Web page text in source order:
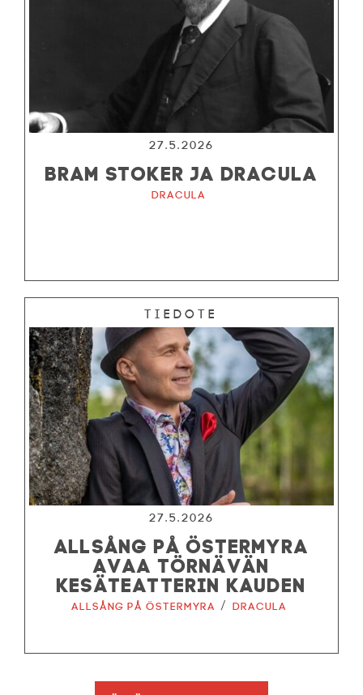
27.5.2026
BRAM STOKER JA DRACULA
Dracula
Tiedote
27.5.2026
ALLSÅNG PÅ ÖSTERMYRA
AVAA TÖRNÄVÄN
KESÄTEATTERIN KAUDEN
Allsång på Östermyra / Dracula